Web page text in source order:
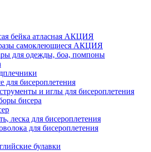
бейка атласная АКЦИЯ
самоклеющиеся АКЦИЯ
для одежды, боа, помпоны
для бисероплетения
и иглы для бисероплетения
бисера
леска для бисероплетения
для бисероплетения
булавки